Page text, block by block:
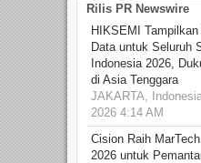
Rilis PR Newswire
HIKSEMI
Data untuk Seluruh
Indonesia 2026,
di Asia Tenggara
JAKARTA,
2026 4:14 AM
Cision Raih
2026 untuk